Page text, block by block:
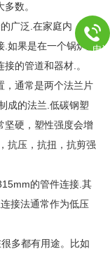
数。
广泛.在家庭内，管
.如果是在一个锅炉房
的管道和器材.。
通常是两个法兰片
成的法兰.低碳钢塑
坚硬，塑性强度会增
抗压，抗扭，抗剪强
的管件连接.其
接法通常作为低压
多都有用途。比如
电